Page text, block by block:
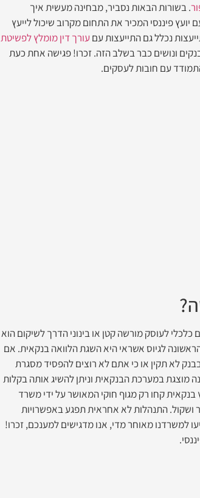
. בשורות הבאות נסביר, מבחינה מעשית איך
פיננסי המכיר את התחום מקרוב שיכול לייעץ
נכלל גם התייעצות עם עורך דין מומלץ לפשיטת
ונושים כבר בשלב הזה. זכרו! פגישה אחת כעת
עם חובות לעסקים.
לעוסק מורשה קטן או בינוני הדרך לשיקום הוא
לגיוס אשראי היא השגת הלוואה בנקאית. אם
לא תקין או כי אתם לא רוצים להפסיד מסגרת
מוצגת במערכת הבנקאית וניתן להשיג אותה בקלות
קחו רק מגוף חוקי המאושר על ידי משרד
ושקול. התנהלות לא אחראית תפגע באפשרויות
למשרדנו מאוחר מדי, אנו מדגישים למענכם, זכרו!